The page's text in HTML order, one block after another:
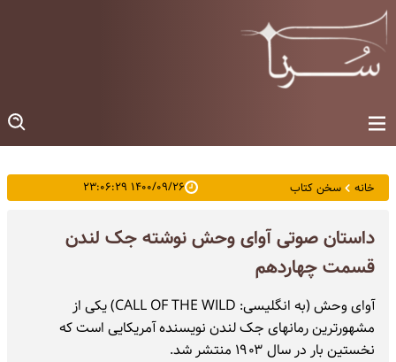
خانه سخن کتاب ۱۴۰۰/۰۹/۲۶ ۲۳:۰۶:۲۹
داستان صوتی آوای وحش نوشته جک لندن
قسمت چهاردهم
آوای وحش (به انگلیسی: CALL OF THE WILD) یکی از
مشهورترین رمانهای جک لندن نویسنده آمریکایی است که
نخستین بار در سال ۱۹۰۳ منتشر شد.